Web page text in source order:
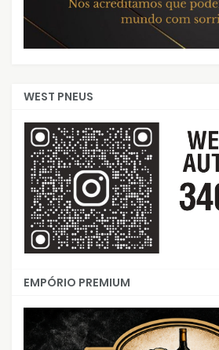
WEST PNEUS
EMPÓRIO PREMIUM